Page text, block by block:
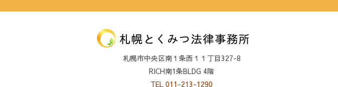
札幌市中央区南１条西１１丁目327-8
RICH南1条BLDG 4階
TEL 011-213-1290